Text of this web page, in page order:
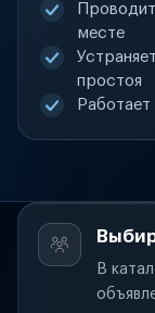
месте
простоя
В